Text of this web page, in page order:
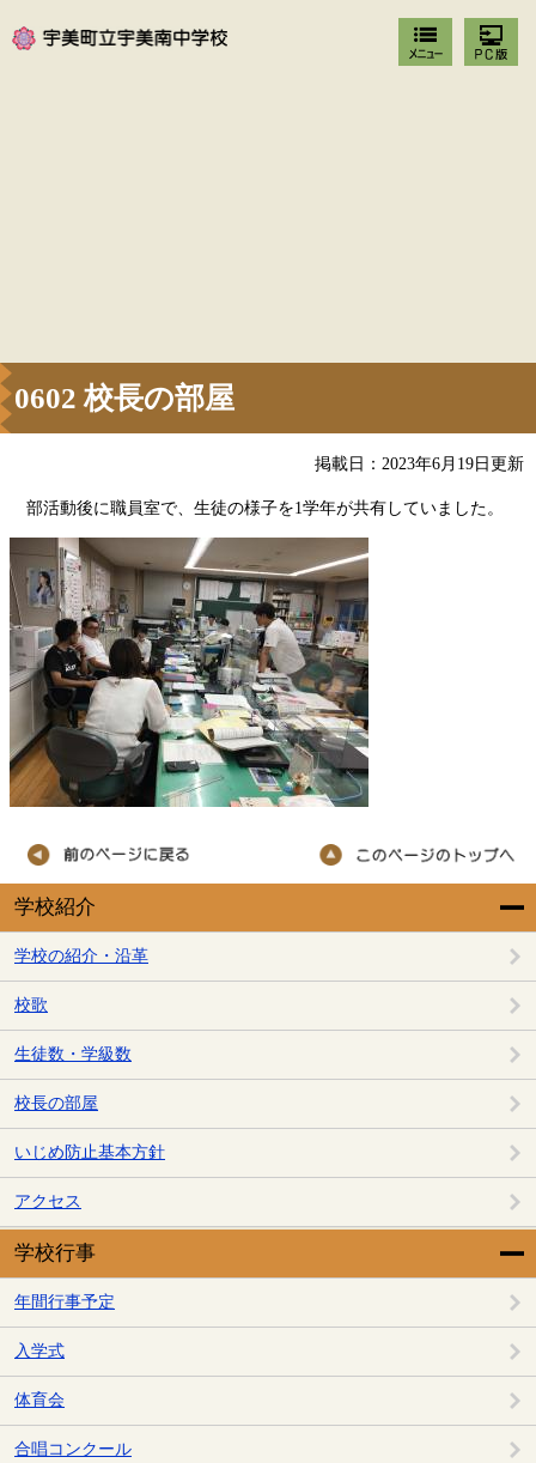
学校紹介
学校の紹介・沿革
校歌
生徒数・学級数
校長の部屋
いじめ防止基本方針
アクセス
学校行事
年間行事予定
入学式
体育会
合唱コンクール
0602 校長の部屋
掲載日：2023年6月19日更新
部活動後に職員室で、生徒の様子を1学年が共有していました。